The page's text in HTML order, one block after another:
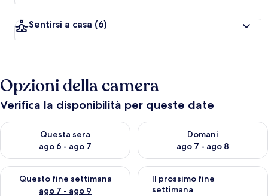
Sentirsi a casa (6)
Opzioni della camera
Verifica la disponibilità per queste date
Questa sera
ago 6 - ago 7
Verifica la disponibilità per questa sera, ago 6 - ago 7
Domani
ago 7 - ago 8
Verifica la disponibilità per
Questo fine settimana
ago 7 - ago 9
Verifica la disponibilità per questo fine settimana, ago 7 - ago
Il prossimo fine
settimana
Verifica la disponibilità per il